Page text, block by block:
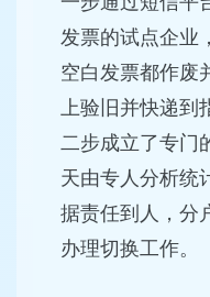
发票的试点企业
空白发票都作废
上验旧并快递到
二步成立了专门
天由专人分析统
据责任到人，分
办理切换工作。